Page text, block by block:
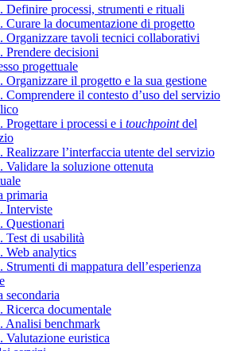
Definire processi, strumenti e rituali
Curare la documentazione di progetto
Organizzare tavoli tecnici collaborativi
Prendere decisioni
progettuale
Organizzare il progetto e la sua gestione
Comprendere il contesto d’uso del servizio
Progettare i processi e i touchpointdel
Realizzare l’interfaccia utente del servizio
Validare la soluzione ottenuta
primaria
Interviste
Questionari
Test di usabilità
Web analytics
Strumenti di mappatura dell’esperienza
secondaria
Ricerca documentale
Analisi benchmark
Valutazione euristica